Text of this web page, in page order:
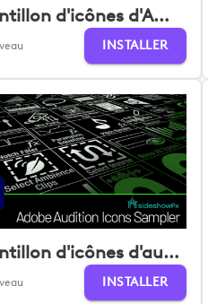
Échantillon d'icônes d'Affinity Designer
INSTALLER
Échantillon d'icônes d'audition
INSTALLER